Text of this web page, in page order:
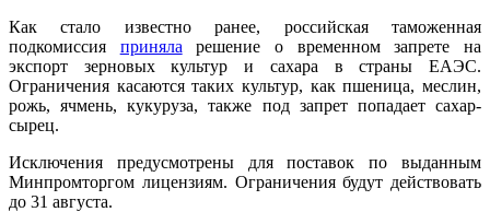
Как стало известно ранее, российская таможенная
подкомиссия приняла решение о временном запрете на
экспорт зерновых культур и сахара в страны ЕАЭС.
Ограничения касаются таких культур, как пшеница, меслин,
рожь, ячмень, кукуруза, также под запрет попадает сахар-
сырец.
Исключения предусмотрены для поставок по выданным
Минпромторгом лицензиям. Ограничения будут действовать
до 31 августа.